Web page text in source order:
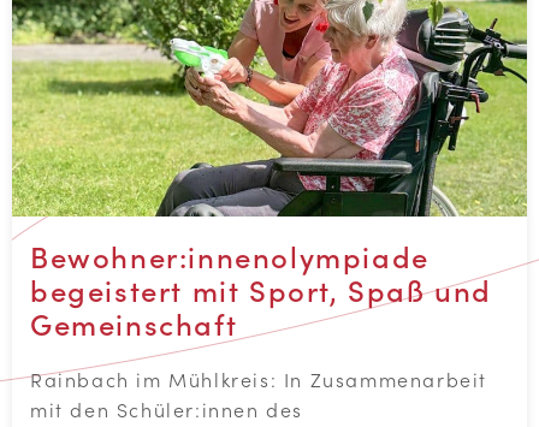
Bewohner:innenolympiade
begeistert mit Sport, Spaß und
Gemeinschaft
Rainbach im Mühlkreis: In Zusammenarbeit
mit den Schüler:innen des